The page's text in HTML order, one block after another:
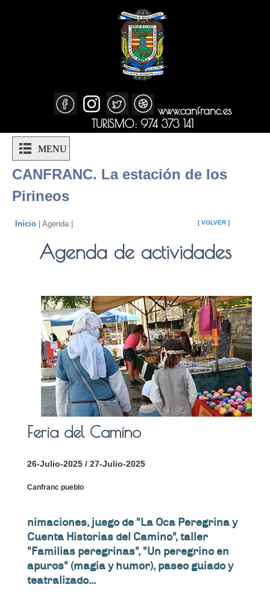
www.canfranc.es
TURISMO: 974 373 141
MENU
CANFRANC. La estación de los
Pirineos
[ VOLVER ]
Inicio | Agenda |
Agenda de actividades
Feria del Camino
26-Julio-2025 / 27-Julio-2025
Canfranc pueblo
nimaciones, juego de "La Oca Peregrina y
Cuenta Historias del Camino", taller
"Familias peregrinas", "Un peregrino en
apuros" (magia y humor), paseo guiado y
teatralizado...